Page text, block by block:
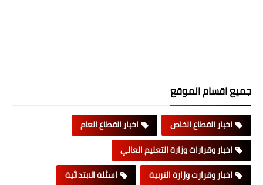
جميع اقسام الموقع
اخبار القطاع الخاص
اخبار القطاع العام
اخبار وقرارات وزارة التعليم العالي
اخبار وقرارت وزارة التربية
اسئلة الابتدائية